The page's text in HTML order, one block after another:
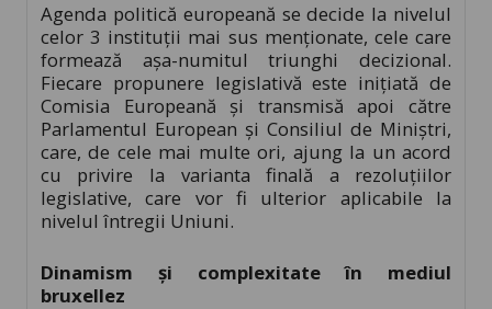
Agenda politică europeană se decide la nivelul
celor 3 instituții mai sus menționate, cele care
formează așa-numitul triunghi decizional.
Fiecare propunere legislativă este inițiată de
Comisia Europeană și transmisă apoi către
Parlamentul European și Consiliul de Miniștri,
care, de cele mai multe ori, ajung la un acord
cu privire la varianta finală a rezoluțiilor
legislative, care vor fi ulterior aplicabile la
nivelul întregii Uniuni.
Dinamism și complexitate în mediul
bruxellez